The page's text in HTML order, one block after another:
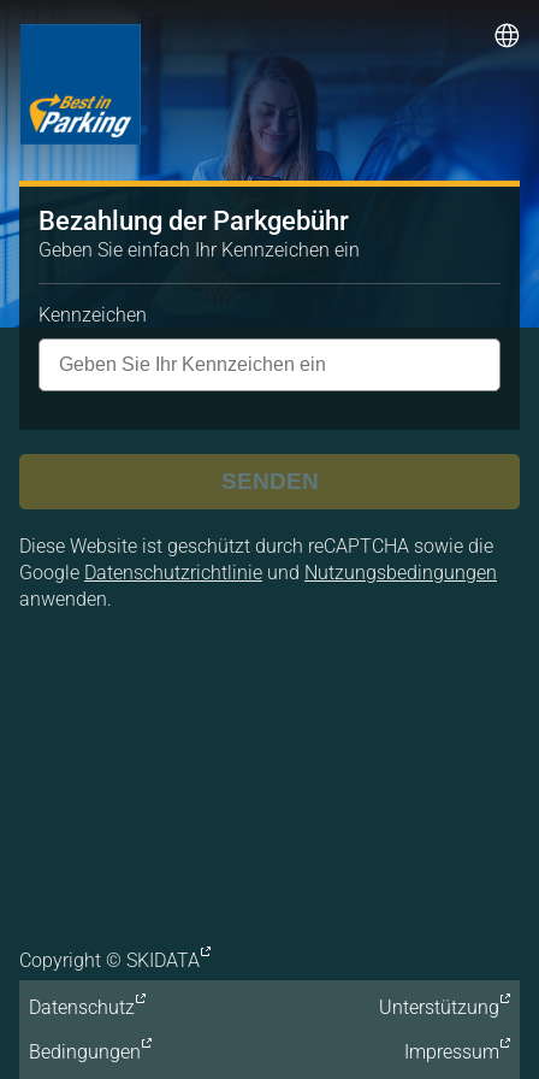
Bezahlung der Parkgebühr
Geben Sie einfach Ihr Kennzeichen ein
Kennzeichen
SENDEN
Diese Website ist geschützt durch reCAPTCHA sowie die
Google Datenschutzrichtlinie und Nutzungsbedingungen
anwenden.
Copyright © SKIDATA
Datenschutz
Unterstützung
Bedingungen
Impressum